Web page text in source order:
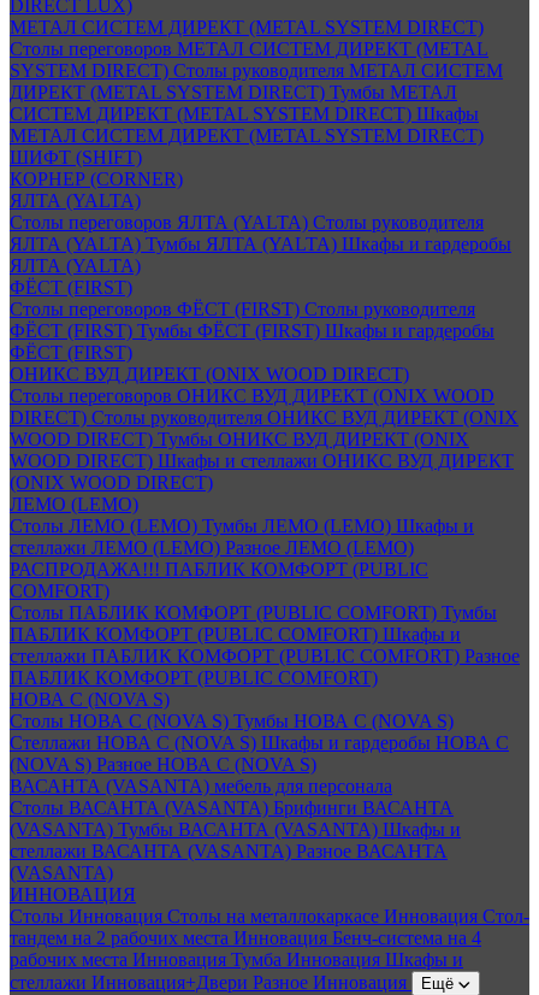
DIRECT LUX)
МЕТАЛ СИСТЕМ ДИРЕКТ (METAL SYSTEM DIRECT)
Столы переговоров МЕТАЛ СИСТЕМ ДИРЕКТ (METAL
SYSTEM DIRECT) Столы руководителя МЕТАЛ СИСТЕМ
ДИРЕКТ (METAL SYSTEM DIRECT) Тумбы МЕТАЛ
СИСТЕМ ДИРЕКТ (METAL SYSTEM DIRECT) Шкафы
МЕТАЛ СИСТЕМ ДИРЕКТ (METAL SYSTEM DIRECT)
ШИФТ (SHIFT)
КОРНЕР (CORNER)
ЯЛТА (YALTA)
Столы переговоров ЯЛТА (YALTA) Столы руководителя
ЯЛТА (YALTA) Тумбы ЯЛТА (YALTA) Шкафы и гардеробы
ЯЛТА (YALTA)
ФЁСТ (FIRST)
Столы переговоров ФЁСТ (FIRST) Столы руководителя
ФЁСТ (FIRST) Тумбы ФЁСТ (FIRST) Шкафы и гардеробы
ФЁСТ (FIRST)
ОНИКС ВУД ДИРЕКТ (ONIX WOOD DIRECT)
Столы переговоров ОНИКС ВУД ДИРЕКТ (ONIX WOOD
DIRECT) Столы руководителя ОНИКС ВУД ДИРЕКТ (ONIX
WOOD DIRECT) Тумбы ОНИКС ВУД ДИРЕКТ (ONIX
WOOD DIRECT) Шкафы и стеллажи ОНИКС ВУД ДИРЕКТ
(ONIX WOOD DIRECT)
ЛЕМО (LEMO)
Столы ЛЕМО (LEMO) Тумбы ЛЕМО (LEMO) Шкафы и
стеллажи ЛЕМО (LEMO) Разное ЛЕМО (LEMO)
РАСПРОДАЖА!!! ПАБЛИК КОМФОРТ (PUBLIC
COMFORT)
Столы ПАБЛИК КОМФОРТ (PUBLIC COMFORT) Тумбы
ПАБЛИК КОМФОРТ (PUBLIC COMFORT) Шкафы и
стеллажи ПАБЛИК КОМФОРТ (PUBLIC COMFORT) Разное
ПАБЛИК КОМФОРТ (PUBLIC COMFORT)
НОВА С (NOVA S)
Столы НОВА С (NOVA S) Тумбы НОВА С (NOVA S)
Стеллажи НОВА С (NOVA S) Шкафы и гардеробы НОВА С
(NOVA S) Разное НОВА С (NOVA S)
ВАСАНТА (VASANTA) мебель для персонала
Столы ВАСАНТА (VASANTA) Брифинги ВАСАНТА
(VASANTA) Тумбы ВАСАНТА (VASANTA) Шкафы и
стеллажи ВАСАНТА (VASANTA) Разное ВАСАНТА
(VASANTA)
ИННОВАЦИЯ
Столы Инновация Столы на металлокаркасе Инновация Стол-
тандем на 2 рабочих места Инновация Бенч-система на 4
рабочих места Инновация Тумба Инновация Шкафы и
стеллажи Инновация+Двери Разное Инновация Ещё